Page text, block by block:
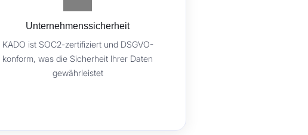
Unternehmenssicherheit
KADO ist SOC2-zertifiziert und DSGVO-
konform, was die Sicherheit Ihrer Daten
gewährleistet